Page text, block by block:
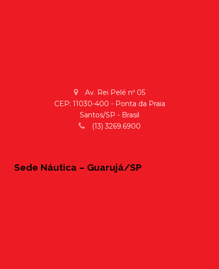
Av. Rei Pelé nº 05
CEP: 11030-400 - Ponta da Praia
Santos/SP - Brasil
(13) 3269.6900
Sede Náutica – Guarujá/SP